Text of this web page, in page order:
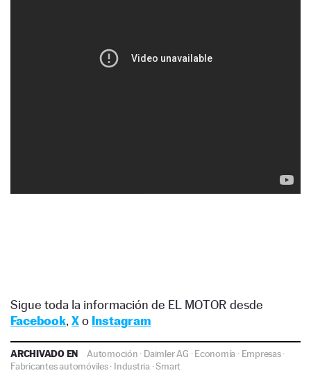
Sigue toda la información de EL MOTOR desde
Facebook, Xo Instagram
ARCHIVADO EN Automoción · Daimler AG ·Economía · Empresas·
Fabricantes automóviles· Industria·Smart